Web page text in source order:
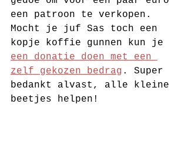
een patroon te verkopen.
Mocht je juf Sas toch een
kopje koffie gunnen kun je
een donatie doen met een
zelf gekozen bedrag . Super
bedankt alvast, alle kleine
beetjes helpen!